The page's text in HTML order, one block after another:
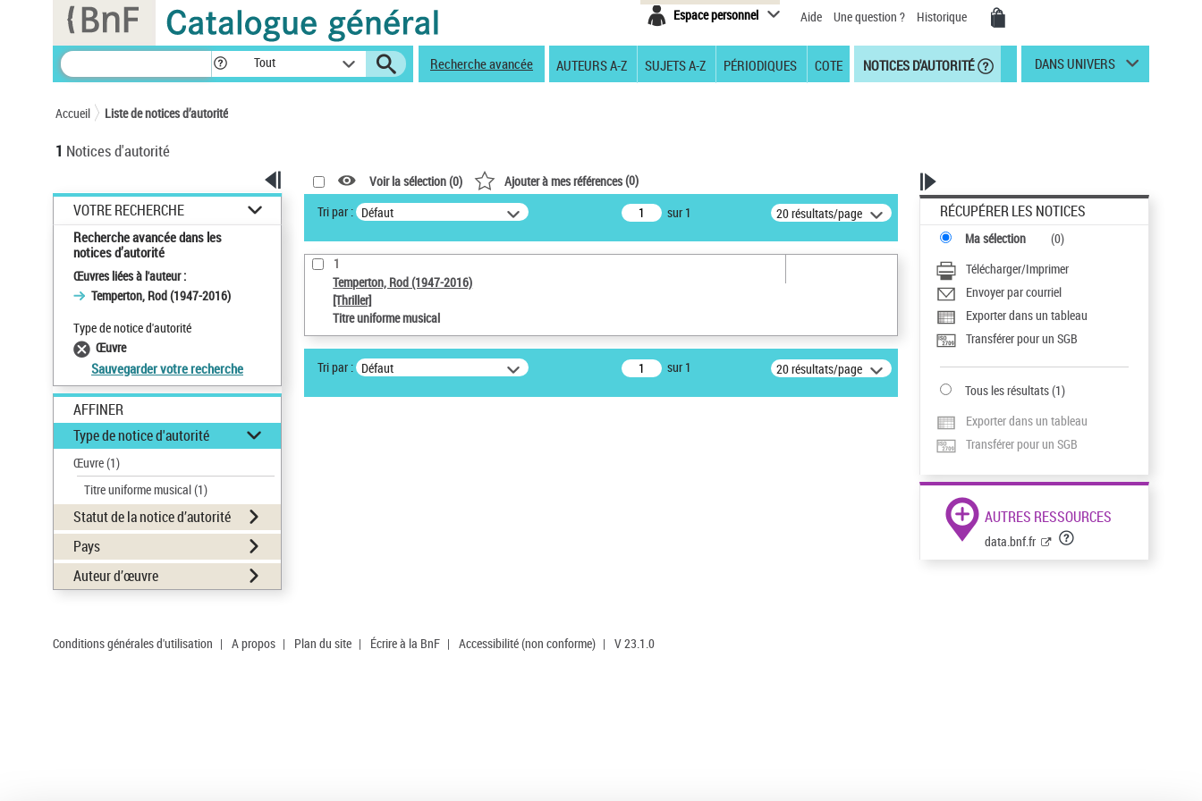
Espace personnel Aide Une question ? Historique
Tout Recherche avancée AUTEURS A-Z SUJETS A-Z PÉRIODIQUES COTE NOTICES D'AUTORITÉ DANS UNIVERS
Accueil Liste de notices d’autorité
1 Notices d'autorité
VOTRE RECHERCHE
Recherche avancée dans les
notices d’autorité
Œuvres liées à l'auteur :
Temperton, Rod (1947-2016)
Type de notice d'autorité
Œuvre
Sauvegarder votre recherche
AFFINER
Type de notice d'autorité
Œuvre(1)
Titre uniforme musical(1)
Statut de la notice d’autorité
Pays
Auteur d’œuvre
Voir la sélection (0) Ajouter à mes références(0)
Tri par : Défaut sur 1 20 résultats/page
1
Temperton, Rod (1947-2016)
[Thriller]
Titre uniforme musical
Tri par : Défaut sur 1 20 résultats/page
RÉCUPÉRER LES NOTICES
Ma sélection (0)
Télécharger/Imprimer
Envoyer par courriel
Exporter dans un tableau
Transférer pour un SGB
Tous les résultats(1)
Exporter dans un tableau
Transférer pour un SGB
AUTRES RESSOURCES
data.bnf.fr
Conditions générales d'utilisation | A propos | Plan du site | Écrire à la BnF | Accessibilité (non conforme) | V 23.1.0
Panneau de gestion des cookies